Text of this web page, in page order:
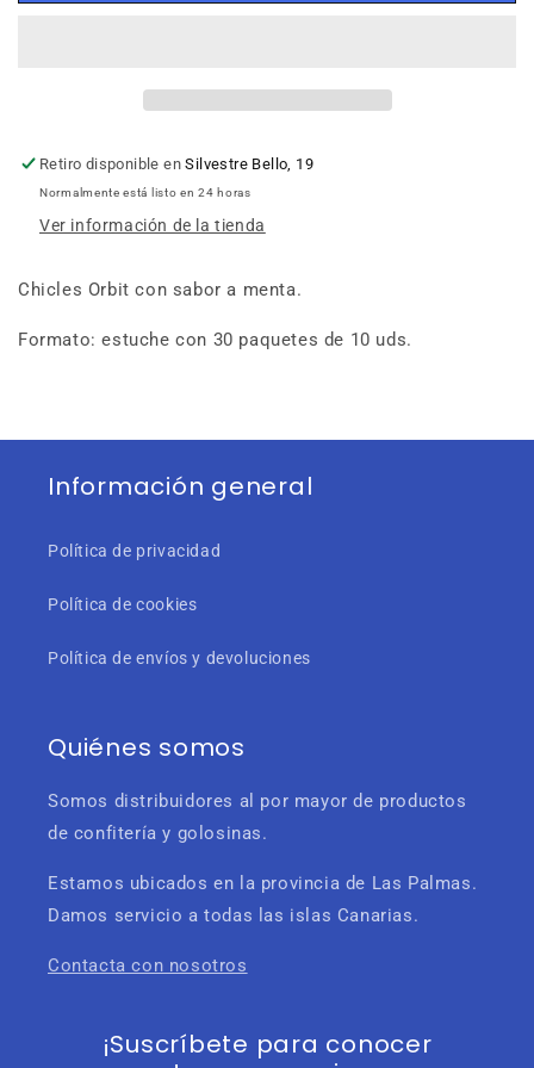
Retiro disponible enSilvestre Bello, 19
Normalmente está listo en 24 horas
Ver información de la tienda
Chicles Orbit con sabor a menta.
Formato: estuche con 30 paquetes de 10 uds.
Información general
Política de privacidad
Política de cookies
Política de envíos y devoluciones
Quiénes somos
Somos distribuidores al por mayor de productos
de confitería y golosinas.
Estamos ubicados en la provincia de Las Palmas.
Damos servicio a todas las islas Canarias.
Contacta con nosotros
¡Suscríbete para conocer